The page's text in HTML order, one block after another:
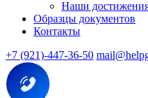
Наши
Образцы документов
Контакты
+7 (921)-447-36-50